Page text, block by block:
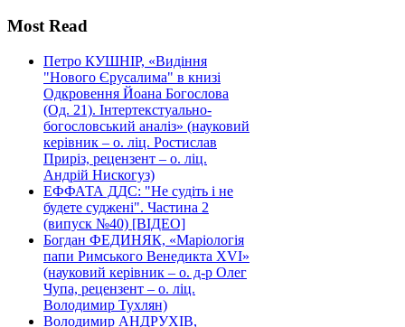
Most Read
Петро КУШНІР, «Видіння
"Нового Єрусалима" в книзі
Одкровення Йоана Богослова
(Од. 21). Інтертекстуально-
богословський аналіз» (науковий
керівник – о. ліц. Ростислав
Приріз, рецензент – о. ліц.
Андрій Нискогуз)
ЕФФАТА ДДС: "Не судіть і не
будете суджені". Частина 2
(випуск №40) [ВІДЕО]
Богдан ФЕДИНЯК, «Маріологія
папи Римського Венедикта XVI»
(науковий керівник – о. д-р Олег
Чупа, рецензент – о. ліц.
Володимир Тухлян)
Володимир АНДРУХІВ,